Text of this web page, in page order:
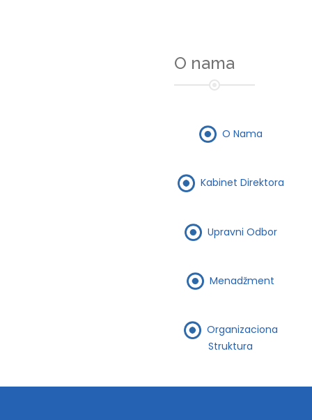
O nama
O Nama
Kabinet Direktora
Upravni Odbor
Menadžment
Organizaciona
Struktura